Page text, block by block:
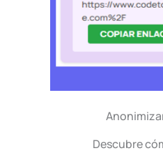
Descubre